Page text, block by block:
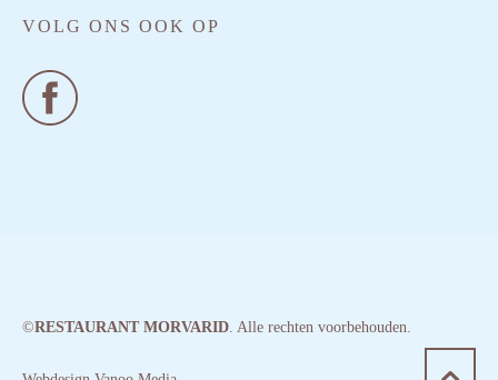
VOLG ONS OOK OP
©RESTAURANT MORVARID. Alle rechten voorbehouden.